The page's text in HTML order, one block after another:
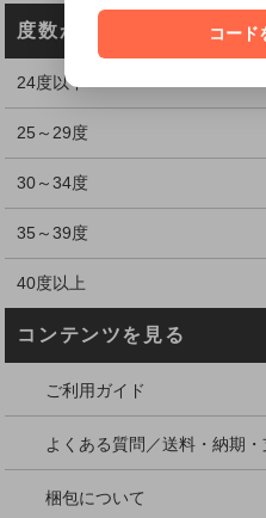
度数から探す
24度以下
25～29度
30～34度
35～39度
40度以上
コンテンツを見る
ご利用ガイド
よくある質問／送料・納期
梱包について
コード